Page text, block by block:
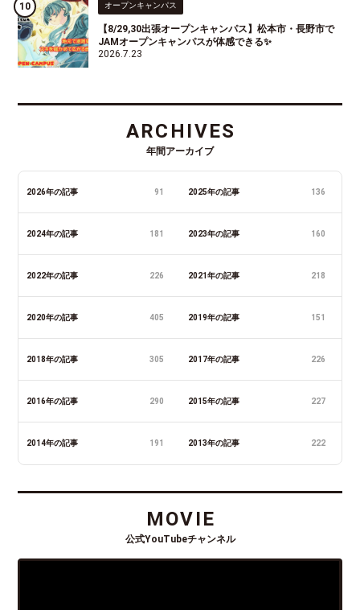
オープンキャンパス
【8/29,30出張オープンキャンパス】松本市・長野市で
JAMオープンキャンパスが体感できる✨
2026.7.23
ARCHIVES
年間アーカイブ
2026年の記事 91 2025年の記事 136
2024年の記事 181 2023年の記事 160
2022年の記事 226 2021年の記事 218
2020年の記事 405 2019年の記事 151
2018年の記事 305 2017年の記事 226
2016年の記事 290 2015年の記事 227
2014年の記事 191 2013年の記事 222
MOVIE
公式YouTubeチャンネル